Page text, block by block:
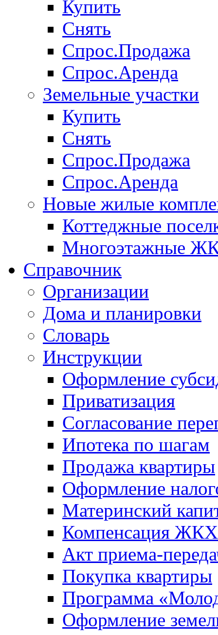
Купить
Снять
Спрос.Продажа
Спрос.Аренда
Земельные участки
Купить
Снять
Спрос.Продажа
Спрос.Аренда
Новые жилые
Коттеджные
Многоэтажные
Справочник
Организации
Дома и планировки
Словарь
Инструкции
Оформление
Приватизация
Согласование
Ипотека по шагам
Продажа квартиры
Оформление
Материнский
Компенсация ЖКХ
Акт приема-
Покупка квартиры
Программа
Оформление